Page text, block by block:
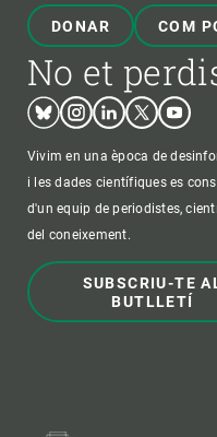
DONAR COM
No et
BlueskyInstagram
LinkedinTwitterYoutube
Vivim en una època de
i les dades científiques es
d'un equip de periodistes,
del coneixement.
SUBSCRIU-TE
BUTLLETÍ